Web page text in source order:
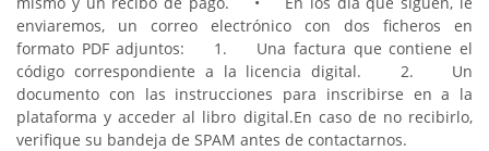
enviaremos, un correo electrónico con dos ficheros en
formato PDF adjuntos: 1. Una factura que contiene el
código correspondiente a la licencia digital. 2. Un
documento con las instrucciones para inscribirse en a la
plataforma y acceder al libro digital.En caso de no recibirlo,
verifique su bandeja de SPAM antes de contactarnos.